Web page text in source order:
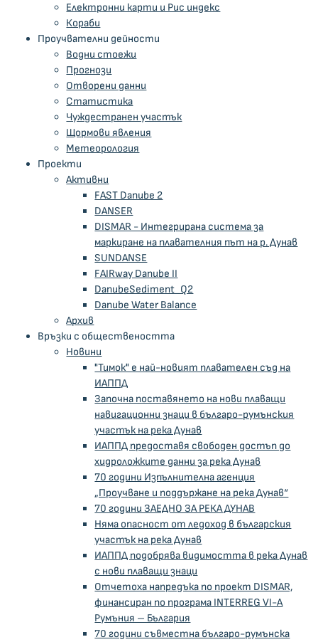
Електронни карти и Рис индекс
Кораби
Проучвателни дейности
Водни стоежи
Прогнози
Отворени данни
Статистика
Чуждестранен участък
Щормови явления
Метeoрология
Проекти
Активни
FAST Danube 2
DANSER
DISMAR - Интегрирана система за
маркиране на плавателния път на р. Дунав
SUNDANSE
FAIRway Danube II
DanubeSediment_Q2
Danube Water Balance
Архив
Връзки с обществеността
Новини
"Тимок" е най-новият плавателен съд на
ИАППД
Започна поставянето на нови плаващи
навигационни знаци в българо-румънския
участък на река Дунав
ИАППД предоставя свободен достъп до
хидроложките данни за река Дунав
70 години Изпълнителна агенция
„Проучване и поддържане на река Дунав“
70 години ЗАЕДНО ЗА РЕКА ДУНАВ
Няма опасност от ледоход в българския
участък на река Дунав
ИАППД подобрява видимостта в река Дунав
с нови плаващи знаци
Отчетоха напредъкa по проект DISMAR,
финансиран по програма INTERREG VI-A
Румъния – България
70 години съвместна българо-румънска